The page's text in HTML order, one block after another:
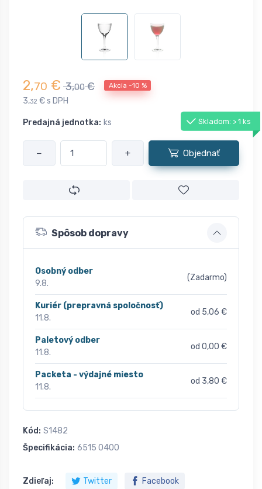
2,70 € 3,00€ Akcia -10 %
3,32 € s DPH
Predajná jednotka: ks Skladom: > 1 ks
− + Objednať
Spôsob dopravy
Osobný odber
9.8.
(Zadarmo)
Kuriér (prepravná spoločnosť)
11.8.
od 5,06 €
Paletový odber
11.8.
od 0,00 €
Packeta - výdajné miesto
11.8.
od 3,80 €
Kód: S1482
Špecifikácia: 6515 0400
Zdieľaj: Twitter Facebook